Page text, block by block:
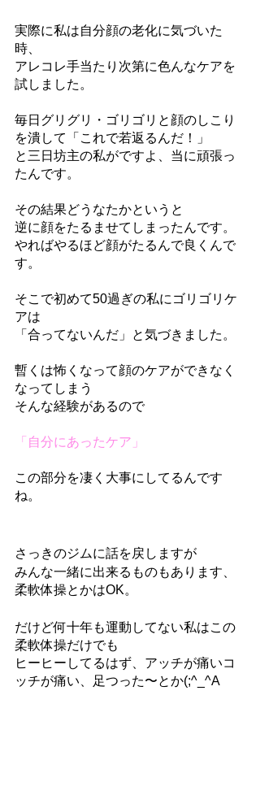
実際に私は自分顔の老化に気づいた
時、
アレコレ手当たり次第に色んなケアを
試しました。
毎日グリグリ・ゴリゴリと顔のしこり
を潰して「これで若返るんだ！」
と三日坊主の私がですよ、当に頑張っ
たんです。
その結果どうなたかというと
逆に顔をたるませてしまったんです。
やればやるほど顔がたるんで良くんで
す。
そこで初めて50過ぎの私にゴリゴリケ
アは
「合ってないんだ」と気づきました。
暫くは怖くなって顔のケアができなく
なってしまう
そんな経験があるので
「自分にあったケア」
この部分を凄く大事にしてるんです
ね。
さっきのジムに話を戻しますが
みんな一緒に出来るものもあります、
柔軟体操とかはOK。
だけど何十年も運動してない私はこの
柔軟体操だけでも
ヒーヒーしてるはず、アッチが痛いコ
ッチが痛い、足つった〜とか(;^_^A